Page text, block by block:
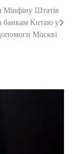
Мінфіну Штатів
банкам Китаю у
Москві